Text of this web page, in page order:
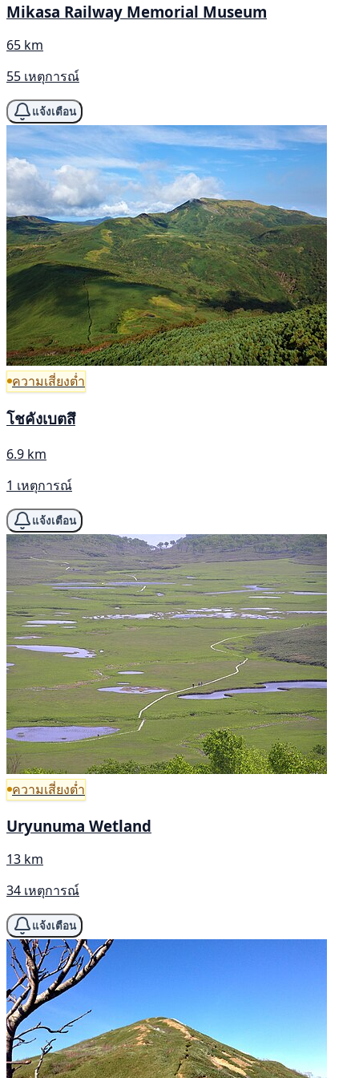
Mikasa Railway Memorial Museum
65 km
55 เหตุการณ์
แจ้งเตือน
ความเสี่ยงต่ำ
โชคังเบตสึ
6.9 km
1 เหตุการณ์
แจ้งเตือน
ความเสี่ยงต่ำ
Uryunuma Wetland
13 km
34 เหตุการณ์
แจ้งเตือน